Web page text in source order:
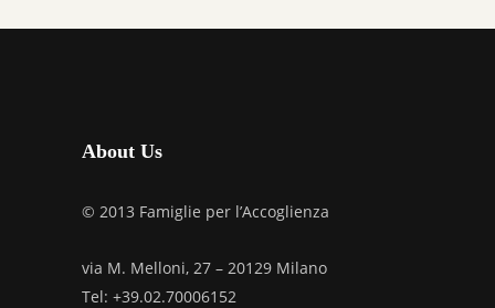
About Us
© 2013 Famiglie per l’Accoglienza
via M. Melloni, 27 – 20129 Milano
Tel: +39.02.70006152